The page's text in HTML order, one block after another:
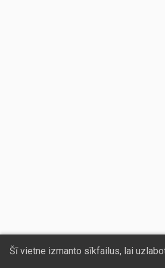
Šī vietne izmanto sīkfailus, lai